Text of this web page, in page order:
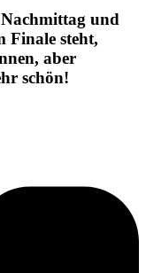
und
Finale steht,
aber
schön!